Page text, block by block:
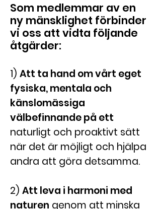
Som medlemmar av en
ny mänsklighet förbinder
vi oss att vidta följande
åtgärder:
1) Att ta hand om vårt eget
fysiska, mentala och
känslomässiga
välbefinnande på ett
naturligt och proaktivt sätt
när det är möjligt och hjälpa
andra att göra detsamma.
2) Att leva i harmoni med
naturen genom att minska